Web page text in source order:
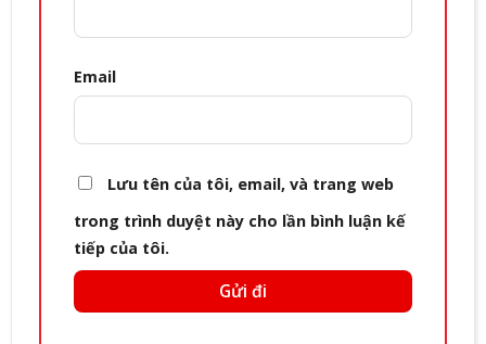
Email
Lưu tên của tôi, email, và trang web
trong trình duyệt này cho lần bình luận kế
tiếp của tôi.